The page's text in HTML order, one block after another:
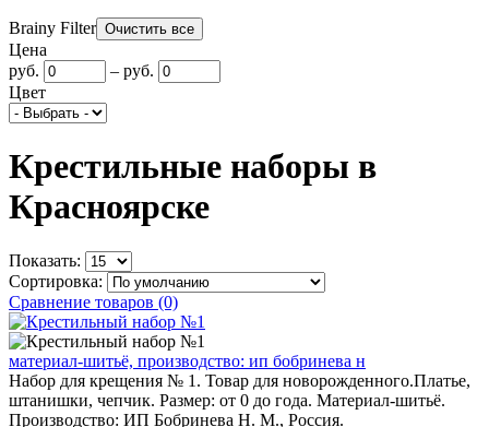
Brainy Filter
Цена
руб.
– руб.
Цвет
Крестильные наборы в
Красноярске
Показать:
Сортировка:
Сравнение товаров (0)
материал-шитьё, производство: ип бобринева н
Набор для крещения № 1. Товар для новорожденного.Платье,
штанишки, чепчик. Размер: от 0 до года. Материал-шитьё.
Производство: ИП Бобринева Н. М., Россия.